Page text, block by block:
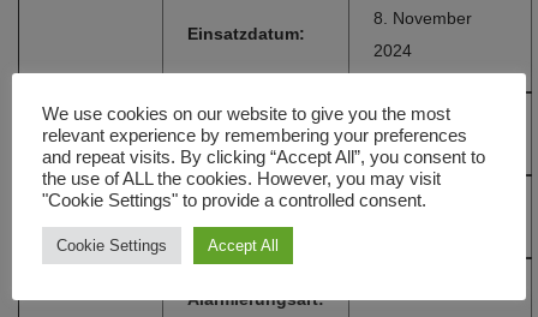
Einsatzdatum:
8. November
2024
Einsatzzeit: 17:00 Uhr
Einsatzort:
Alarmierungsart:
We use cookies on our website to give you the most
relevant experience by remembering your preferences
and repeat visits. By clicking “Accept All”, you consent to
the use of ALL the cookies. However, you may visit
"Cookie Settings" to provide a controlled consent.
Cookie Settings Accept All